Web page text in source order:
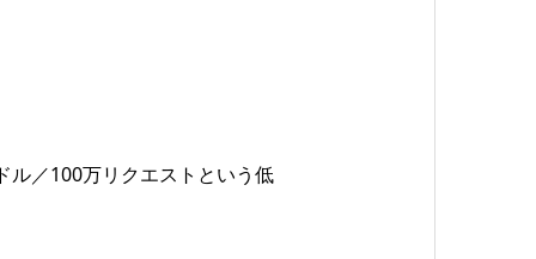
ル／100万リクエストという低